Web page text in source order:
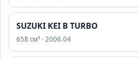
SUZUKI KEI B TURBO
658 см³ · 2006.04